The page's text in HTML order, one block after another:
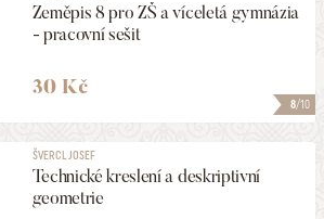
8/10
Zeměpis 8 pro ZŠ a víceletá gymnázia
- pracovní sešit
30 Kč
ŠVERCL JOSEF
Technické kreslení a deskriptivní
geometrie